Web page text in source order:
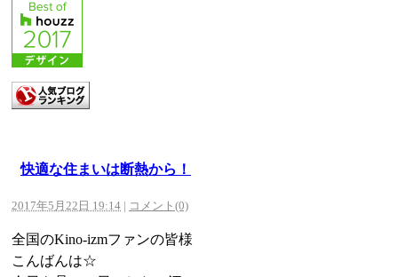
快適な住まいは断熱から！
2017年5月22日 19:14 | コメント(0)
全国のKino-izmファンの皆様
こんばんは☆